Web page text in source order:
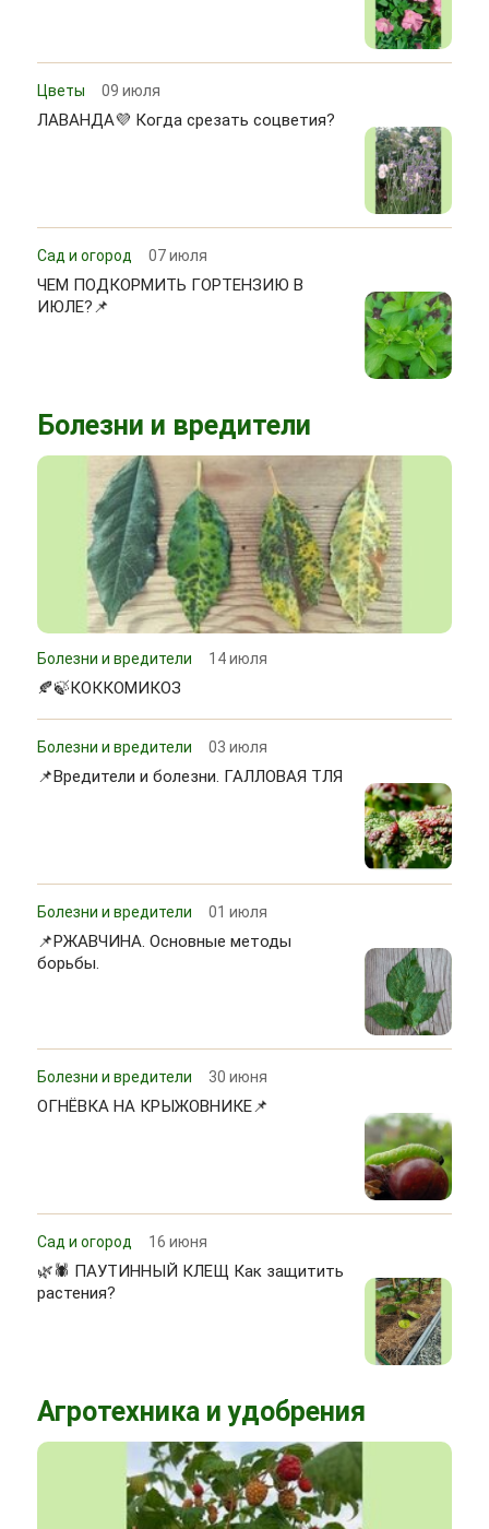
Цветы 09 июля
ЛАВАНДА💜 Когда срезать соцветия?
Сад и огород 07 июля
ЧЕМ ПОДКОРМИТЬ ГОРТЕНЗИЮ В
ИЮЛЕ?📌
Болезни и вредители
Болезни и вредители 14 июля
🍂🍃КОККОМИКОЗ
Болезни и вредители 03 июля
📌Вредители и болезни. ГАЛЛОВАЯ ТЛЯ
Болезни и вредители 01 июля
📌РЖАВЧИНА. Основные методы
борьбы.
Болезни и вредители 30 июня
ОГНЁВКА НА КРЫЖОВНИКЕ📌
Сад и огород 16 июня
🌿🕷 ПАУТИННЫЙ КЛЕЩ Как защитить
растения?
Агротехника и удобрения